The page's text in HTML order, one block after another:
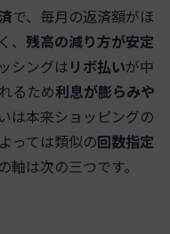
で、毎月の返済額がほ
残高の減り方が安定
シングはリボ払いが中
るため利息が膨らみや
は本来ショッピングの
っては類似の回数指定
は次の三つです。